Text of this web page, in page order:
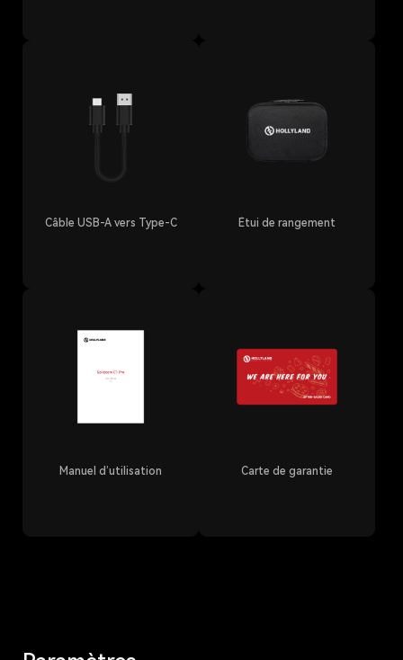
Câble USB-A vers Type-C Étui de rangement
Manuel d’utilisation Carte de garantie